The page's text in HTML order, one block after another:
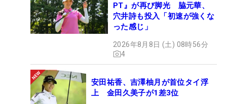
PT』が再び脚光 脇元華、
穴井詩も投入「初速が強くな
った感じ」
2026年8月8日 (土) 08時56分
4
安田祐香、吉澤柚月が首位タイ浮
上 金田久美子が1差3位